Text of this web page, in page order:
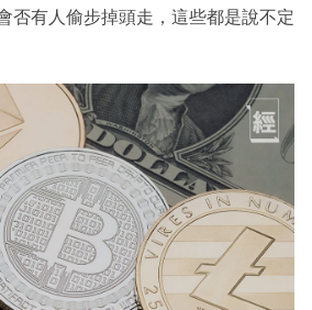
否有人偷步掉頭走，這些都是說不定